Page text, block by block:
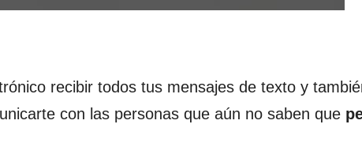
recibir todos tus mensajes de texto y
con las personas que aún no saben que